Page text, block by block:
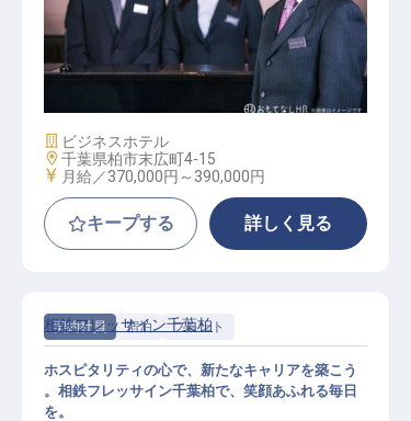
支配人候補（東横INN柏駅西口）
施設業態
ビジネスホテル
勤務地
千葉県柏市末広町4-15
給与
月給／370,000円～ 390,000円
キープする 詳しく見る
契約社員 宿泊 フロント
相鉄フレッサイン千葉柏
ホスピタリティの心で、新たなキャリアを築こう
。相鉄フレッサイン千葉柏で、笑顔あふれる毎日
を。